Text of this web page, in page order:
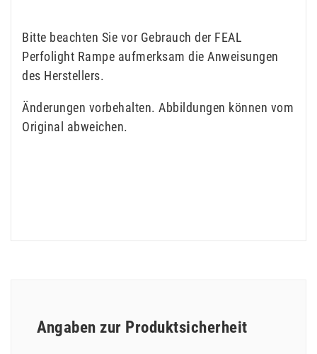
Bitte beachten Sie vor Gebrauch der FEAL
Perfolight Rampe aufmerksam die Anweisungen
des Herstellers.
Änderungen vorbehalten. Abbildungen können vom
Original abweichen.
Angaben zur Produktsicherheit